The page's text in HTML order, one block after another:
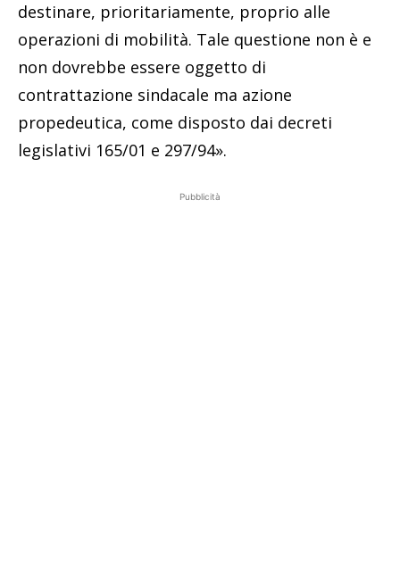
destinare, prioritariamente, proprio alle
operazioni di mobilità. Tale questione non è e
non dovrebbe essere oggetto di
contrattazione sindacale ma azione
propedeutica, come disposto dai decreti
legislativi 165/01 e 297/94».
Pubblicità